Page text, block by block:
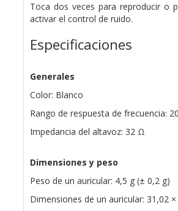
Toca dos veces para reproducir o
activar el control de ruido.
Especificaciones
Generales
Color: Blanco
Rango de respuesta de frecuencia:
Impedancia del altavoz: 32 Ω
Dimensiones y peso
Peso de un auricular: 4,5 g (± 0,2 g)
Dimensiones de un auricular: 31,02